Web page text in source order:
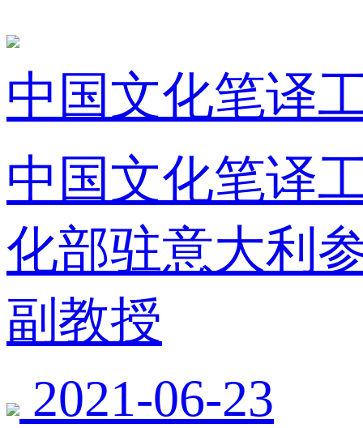
中国文化笔译
中国文化笔译
化部驻意大利
副教授
2021-06-23